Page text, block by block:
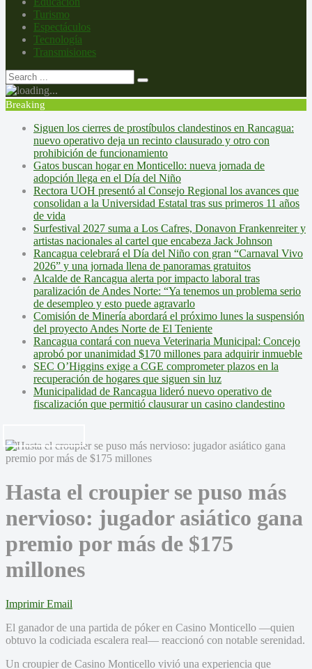
Turismo
Espectáculos
Tecnología
Transmisiones
Breaking
Siguen los cierres de prostíbulos clandestinos en Rancagua:
nuevo operativo deja un recinto clausurado y otro con
prohibición de funcionamiento
Gatos buscan hogar en Monticello: nueva jornada de
adopción llega en el Día del Niño
Rectora UOH presentó al Consejo Regional los avances que
consolidan a la Universidad Estatal tras sus primeros 11 años
de vida
Surfestival 2027 suma a Los Cafres, Donavon Frankenreiter y
artistas nacionales al cartel que encabeza Jack Johnson
Rancagua celebrará el Día del Niño con gran “Carnaval Vivo
2026” y una jornada llena de panoramas gratuitos
Alcalde de Rancagua alerta por impacto laboral tras
paralización de Andes Norte: “Ya tenemos un problema serio
de desempleo y esto puede agravarlo
Comisión de Minería abordará el próximo lunes la suspensión
del proyecto Andes Norte de El Teniente
Rancagua contará con nueva Veterinaria Municipal: Concejo
aprobó por unanimidad $170 millones para adquirir inmueble
SEC O’Higgins exige a CGE comprometer plazos en la
recuperación de hogares que siguen sin luz
Municipalidad de Rancagua lideró nuevo operativo de
fiscalización que permitió clausurar un casino clandestino
Hasta el croupier se puso más
nervioso: jugador asiático gana
premio por más de $175
millones
Imprimir Email
El ganador de una partida de póker en Casino Monticello —quien
obtuvo la codiciada escalera real— reaccionó con notable serenidad.
Un croupier de Casino Monticello vivió una experiencia que